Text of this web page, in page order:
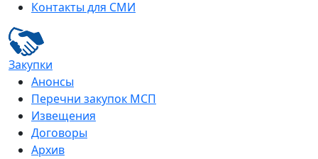
Контакты для СМИ
Закупки
Анонсы
Перечни закупок МСП
Извещения
Договоры
Архив